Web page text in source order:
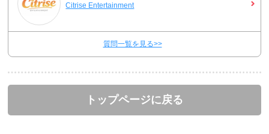
Citrise Entertainment
質問一覧を見る>>
トップページに戻る